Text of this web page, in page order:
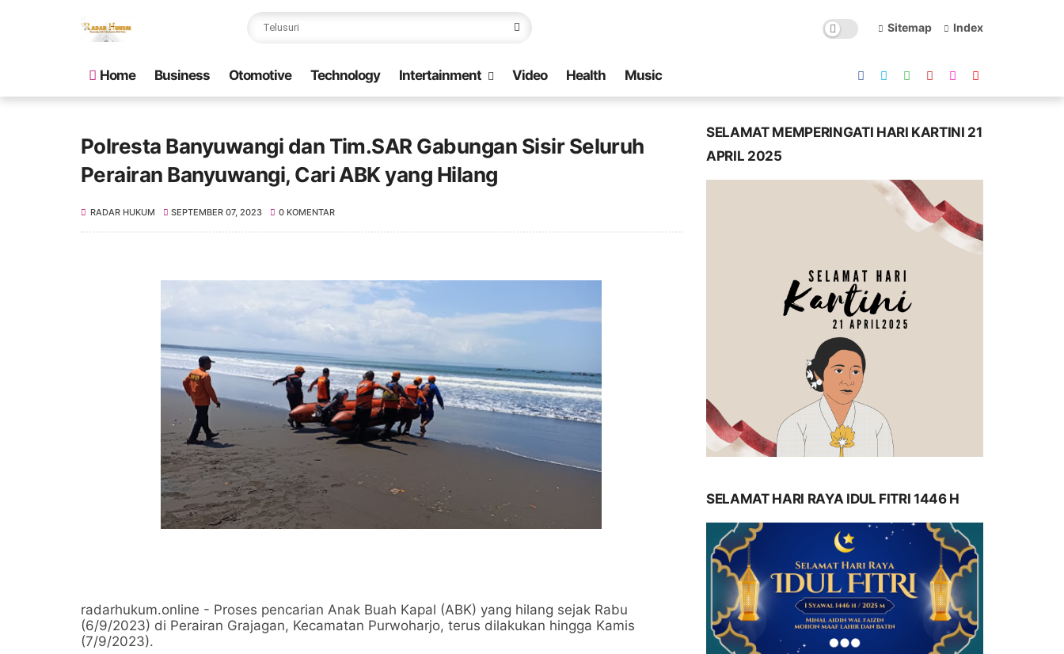
Sitemap Index
Home Business Otomotive Technology Intertainment Video Health Music
Polresta Banyuwangi dan Tim.SAR Gabungan Sisir Seluruh
Perairan Banyuwangi, Cari ABK yang Hilang
RADAR HUKUM SEPTEMBER 07, 2023 0 KOMENTAR
radarhukum.online - Proses pencarian Anak Buah Kapal (ABK) yang hilang sejak Rabu
(6/9/2023) di Perairan Grajagan, Kecamatan Purwoharjo, terus dilakukan hingga Kamis
(7/9/2023).
SELAMAT MEMPERINGATI HARI KARTINI 21
APRIL 2025
SELAMAT HARI RAYA IDUL FITRI 1446 H